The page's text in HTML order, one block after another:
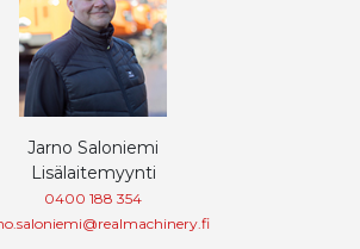
Jarno Saloniemi
Lisälaitemyynti
0400 188 354